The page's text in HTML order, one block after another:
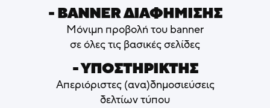
- ΒΑNNER ΔΙΑΦΗΜΙΣΗΣ
Μόνιμη προβολή του banner
σε όλες τις βασικές σελίδες
- ΥΠΟΣΤΗΡΙΚΤΗΣ
Απεριόριστες (ανα)δημοσιεύσεις
δελτίων τύπου